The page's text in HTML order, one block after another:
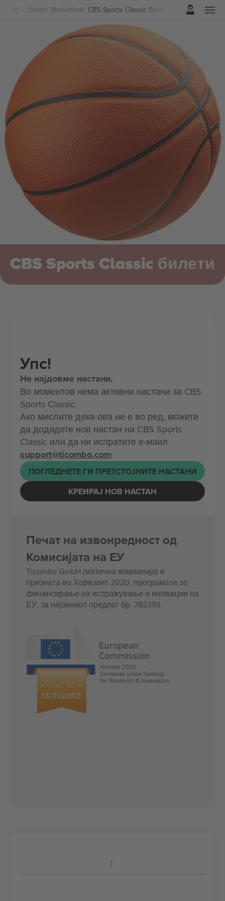
Спорт Basketball CBS Sports Classic Билети
Најави се
CBS Sports Classic билети
Упс!
Не најдовме настани.
Во моментов нема активни настани за CBS
Sports Classic.
Ако мислите дека ова не е во ред, можете
да додадете нов настан на CBS Sports
Classic или да ни испратите е-маил
support@ticombo.com
ПОГЛЕДНЕТЕ ГИ ПРЕТСТОЈНИТЕ НАСТАНИ
КРЕИРАЈ НОВ НАСТАН
Печат на извонредност од
Комисијата на ЕУ
Ticombo GmbH (матична компанија) е
призната во Хоризонт 2020, програмата за
финансирање на истражување и иновации на
ЕУ, за нејзиниот предлог бр. 782393.